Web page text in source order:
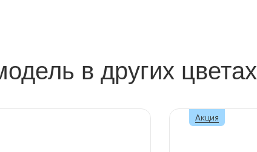
в других цветах
Акция